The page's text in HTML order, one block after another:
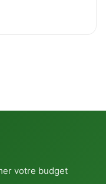
votre budget